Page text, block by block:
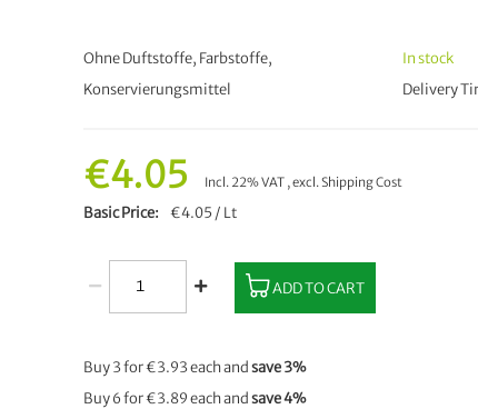
Ohne Duftstoffe, Farbstoffe,
Konservierungsmittel
In stock
Delivery
€4.05 Incl. 22% VAT ,excl.Shipping Cost
Basic Price €4.05 / Lt
ADD TO CART
Buy 3 for€3.93each andsave3%
Buy 6 for€3.89each andsave4%